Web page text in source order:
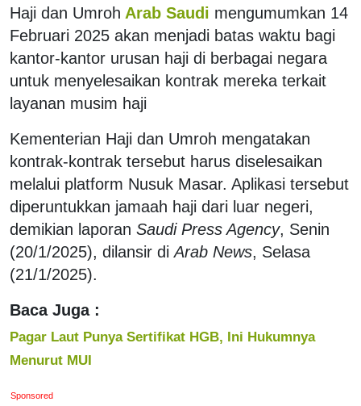
Haji dan Umroh Arab Saudi mengumumkan 14
Februari 2025 akan menjadi batas waktu bagi
kantor-kantor urusan haji di berbagai negara
untuk menyelesaikan kontrak mereka terkait
layanan musim haji
Kementerian Haji dan Umroh mengatakan
kontrak-kontrak tersebut harus diselesaikan
melalui platform Nusuk Masar. Aplikasi tersebut
diperuntukkan jamaah haji dari luar negeri,
demikian laporan Saudi Press Agency, Senin
(20/1/2025), dilansir diArab News, Selasa
(21/1/2025).
Baca Juga :
Pagar Laut Punya Sertifikat HGB, Ini Hukumnya
Menurut MUI
Sponsored